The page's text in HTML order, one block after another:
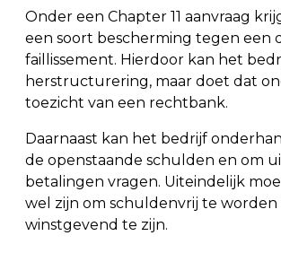
Onder een Chapter 11 aanvraag
een soort bescherming tegen een
faillissement. Hierdoor kan het
herstructurering, maar doet dat
toezicht van een rechtbank.
Daarnaast kan het bedrijf
de openstaande schulden en om
betalingen vragen. Uiteindelijk
wel zijn om schuldenvrij te worden
winstgevend te zijn.